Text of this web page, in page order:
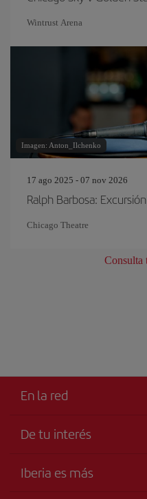
Wintrust Arena
Imagen: Anton_Ilchenko
17 ago 2025 - 07 nov 2026
Ralph Barbosa:
Chicago Theatre
Consulta
En la red
De tu interés
Accesibilidad
Iberia es más